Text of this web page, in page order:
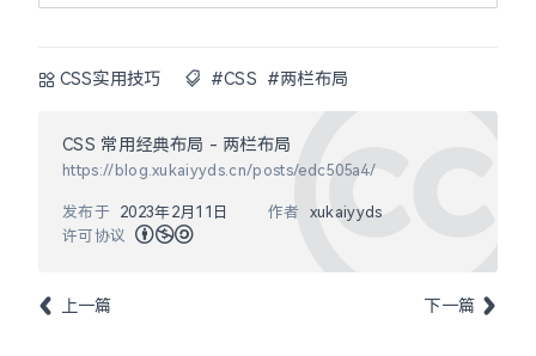
CSS实用技巧 #CSS #两栏布局
CSS 常用经典布局 - 两栏布局
https://blog.xukaiyyds.cn/posts/edc505a4/
作者 xukaiyyds
发布于
2023年2月11日
许可协议
上一篇 下一篇